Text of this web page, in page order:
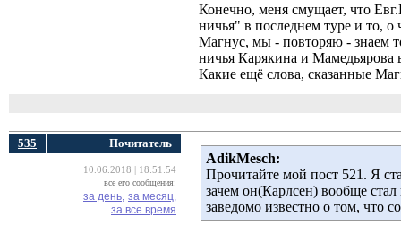
Конечно, меня смущает, что
ничья" в последнем туре и то,
Магнус, мы - повторяю - знаем
ничья Карякина и Мамедьярова
Какие ещё слова, сказанные
535 Почитатель
10.06.2018 | 18:51:54
все его сообщения:
за день, за месяц,
за все время
AdikMesch:
Прочитайте мой пост 521. Я
зачем он(Карлсен) вообще
заведомо известно о том, что